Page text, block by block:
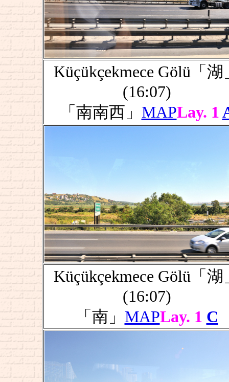
Küçükçekmece Gölü「湖
(16:07)
「南南西」 MAPLay. 1
Küçükçekmece Gölü「湖
(16:07)
「南」 MAPLay. 1 C